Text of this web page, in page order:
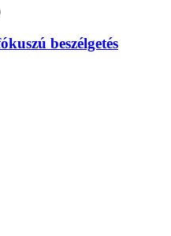
beszélgetés